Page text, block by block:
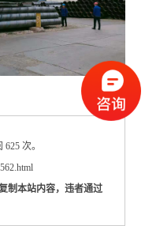
次。
制本站内容，违者通过